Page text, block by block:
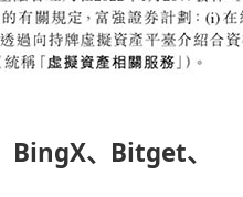
BingX、Bitget、